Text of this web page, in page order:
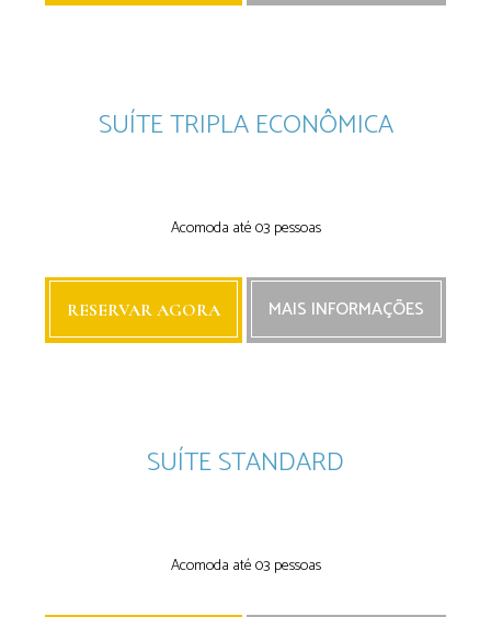
SUÍTE TRIPLA ECONÔMICA
Acomoda até 03 pessoas
RESERVAR AGORA MAIS INFORMAÇÕES
SUÍTE STANDARD
Acomoda até 03 pessoas